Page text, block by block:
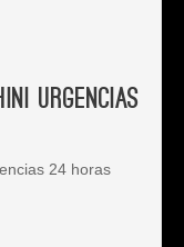
Urgencias
24 horas